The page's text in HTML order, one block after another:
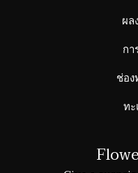
ผล
ก
ช่อ
ท